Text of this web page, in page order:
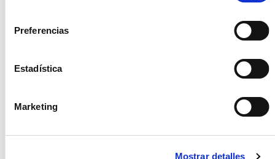
Preferencias
Estadística
Marketing
Mostrar detalles
, un espejo que multiplique
según lo que dicta la sabia filosofía que trataremos a
energía no se mantiene dentro, sino que se desvanece en
cuanto la abrimos. Se debe poner en un lateral, de tal